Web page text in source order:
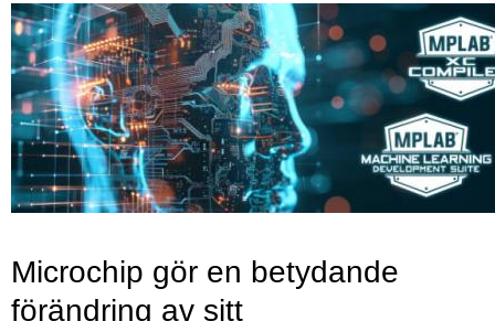
Microchip gör en betydande
förändring av sitt